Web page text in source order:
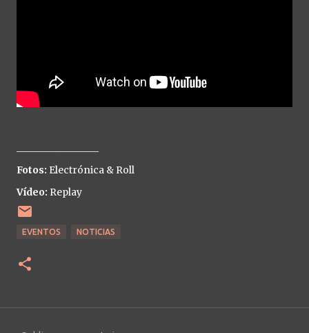
Fotos: Electrónica & Roll
Vídeo: Replay
EVENTOS NOTICIAS